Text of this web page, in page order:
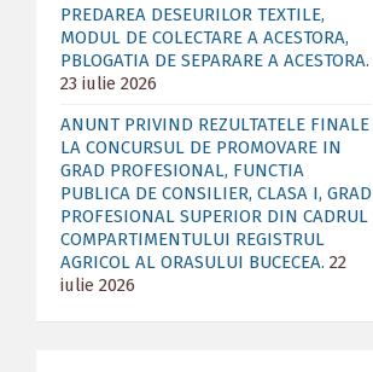
PREDAREA DESEURILOR TEXTILE,
MODUL DE COLECTARE A ACESTORA,
PBLOGATIA DE SEPARARE A ACESTORA.
23 iulie 2026
ANUNT PRIVIND REZULTATELE FINALE
LA CONCURSUL DE PROMOVARE IN
GRAD PROFESIONAL, FUNCTIA
PUBLICA DE CONSILIER, CLASA I, GRAD
PROFESIONAL SUPERIOR DIN CADRUL
COMPARTIMENTULUI REGISTRUL
AGRICOL AL ORASULUI BUCECEA. 22
iulie 2026